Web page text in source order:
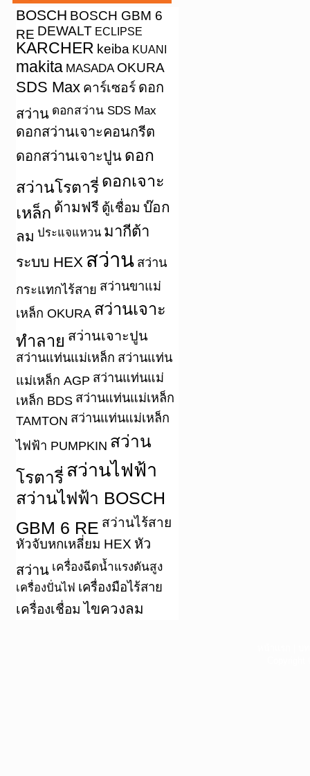
BOSCH BOSCH GBM 6
RE DEWALT ECLIPSE
KARCHER keiba KUANI
makita MASADA OKURA
SDS Max คาร์เซอร์ ดอก
สว่าน ดอกสว่าน SDS Max
ดอกสว่านเจาะคอนกรีต
ดอกสว่านเจาะปูน ดอก
สว่านโรตารี่ ดอกเจาะ
เหล็ก ด้ามฟรี ตู้เชื่อม บ๊อก
ลม ประแจแหวน มากีต้า
ระบบ HEX สว่าน สว่าน
กระแทกไร้สาย สว่านขาแม่
เหล็ก OKURA สว่านเจาะ
ทำลาย สว่านเจาะปูน
สว่านแท่นแม่เหล็ก สว่านแท่น
แม่เหล็ก AGP สว่านแท่นแม่
เหล็ก BDS สว่านแท่นแม่เหล็ก
TAMTON สว่านแท่นแม่เหล็ก
ไฟฟ้า PUMPKIN สว่าน
โรตารี่ สว่านไฟฟ้า
สว่านไฟฟ้า BOSCH
GBM 6 RE สว่านไร้สาย
หัวจับหกเหลี่ยม HEX หัว
สว่าน เครื่องฉีดน้ำแรงดันสูง
เครื่องปั่นไฟ เครื่องมือไร้สาย
เครื่องเชื่อม ไขควงลม